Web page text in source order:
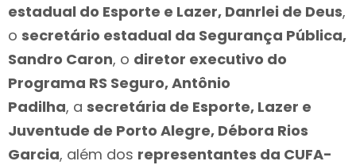
estadual do Esporte e Lazer, Danrlei de Deus,
o secretário estadual da Segurança Pública,
Sandro Caron, o diretor executivo do
Programa RS Seguro, Antônio
Padilha, a secretária de Esporte, Lazer e
Juventude de Porto Alegre, Débora Rios
Garcia, além dos representantes da CUFA-